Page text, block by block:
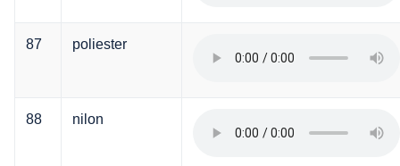
87 poliester
88 nilon